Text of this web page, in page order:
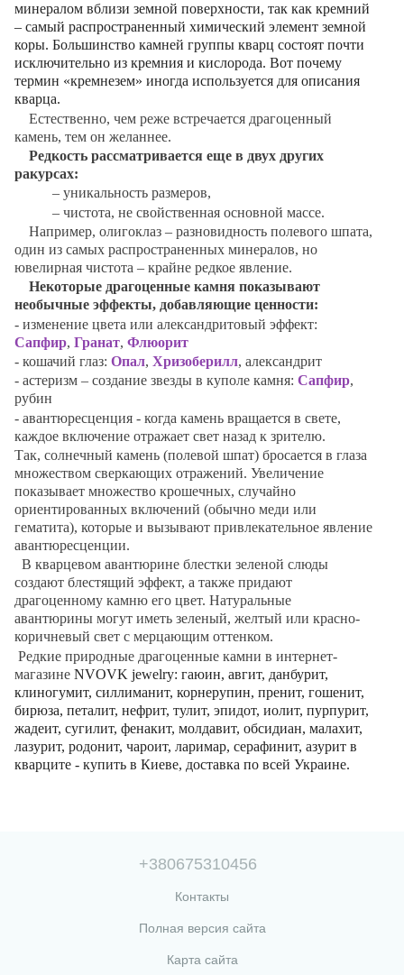
минералом вблизи земной поверхности, так как кремний
– самый распространенный химический элемент земной
коры. Большинство камней группы кварц состоят почти
исключительно из кремния и кислорода. Вот почему
термин «кремнезем» иногда используется для описания
кварца.
Естественно, чем реже встречается драгоценный
камень, тем он желаннее.
Редкость рассматривается еще в двух других
ракурсах:
– уникальность размеров,
– чистота, не свойственная основной массе.
Например, олигоклаз – разновидность полевого шпата,
один из самых распространенных минералов, но
ювелирная чистота – крайне редкое явление.
Некоторые драгоценные камня показывают
необычные эффекты, добавляющие ценности:
- изменение цвета или александритовый эффект:
Сапфир, Гранат, Флюорит
- кошачий глаз: Опал, Хризоберилл, александрит
- астеризм – создание звезды в куполе камня: Сапфир,
рубин
- авантюресценция - когда камень вращается в свете,
каждое включение отражает свет назад к зрителю.
Так, солнечный камень (полевой шпат) бросается в глаза
множеством сверкающих отражений. Увеличение
показывает множество крошечных, случайно
ориентированных включений (обычно меди или
гематита), которые и вызывают привлекательное явление
авантюресценции.
В кварцевом авантюрине блестки зеленой слюды
создают блестящий эффект, а также придают
драгоценному камню его цвет. Натуральные
авантюрины могут иметь зеленый, желтый или красно-
коричневый свет с мерцающим оттенком.
Редкие природные драгоценные камни в интернет-
магазине NVOVK jewelry: гаюин, авгит, данбурит,
клиногумит, силлиманит, корнерупин, пренит, гошенит,
бирюза, петалит, нефрит, тулит, эпидот, иолит, пурпурит,
жадеит, сугилит, фенакит, молдавит, обсидиан, малахит,
лазурит, родонит, чароит, ларимар, серафинит, азурит в
кварците - купить в Киеве, доставка по всей Украине.
+380675310456
Контакты
Полная версия сайта
Карта сайта